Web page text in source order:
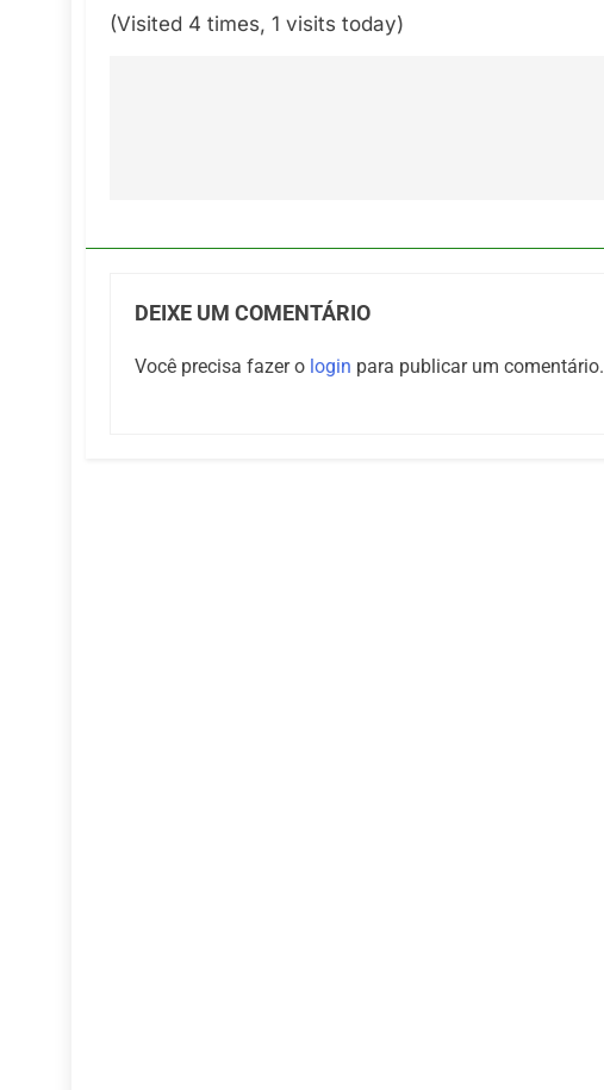
(Visited 4 times, 1 visits today)
DEIXE UM COMENTÁRIO
Você precisa fazer o login para publicar um comentário.